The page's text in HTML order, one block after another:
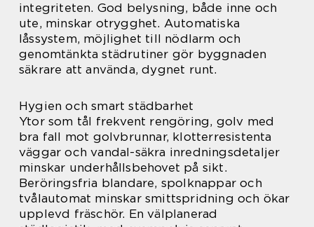
integriteten. God belysning, både inne och
ute, minskar otrygghet. Automatiska
låssystem, möjlighet till nödlarm och
genomtänkta städrutiner gör byggnaden
säkrare att använda, dygnet runt.
Hygien och smart städbarhet
Ytor som tål frekvent rengöring, golv med
bra fall mot golvbrunnar, klotterresistenta
väggar och vandal-säkra inredningsdetaljer
minskar underhållsbehovet på sikt.
Beröringsfria blandare, spolknappar och
tvålautomat minskar smittspridning och ökar
upplevd fräschör. En välplanerad